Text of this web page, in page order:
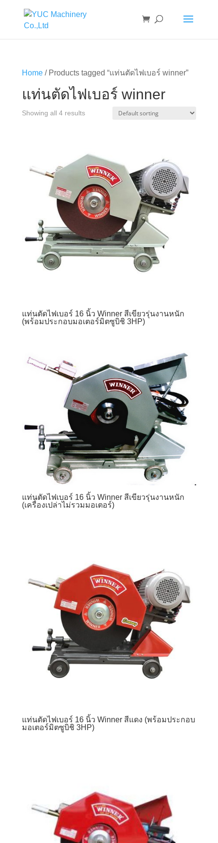
Home/ Products tagged “แท่นตัดไฟเบอร์ winner”
แท่นตัดไฟเบอร์ winner
Showing all 4 results
แท่นตัดไฟเบอร์ 16 นิ้ว Winner สีเขียวรุ่นงานหนัก
(พร้อมประกอบมอเตอร์มิตซูบิชิ 3HP)
แท่นตัดไฟเบอร์ 16 นิ้ว Winner สีเขียวรุ่นงานหนัก
(เครื่องเปล่าไม่รวมมอเตอร์)
แท่นตัดไฟเบอร์ 16 นิ้ว Winner สีแดง (พร้อมประกอบ
มอเตอร์มิตซูบิชิ 3HP)